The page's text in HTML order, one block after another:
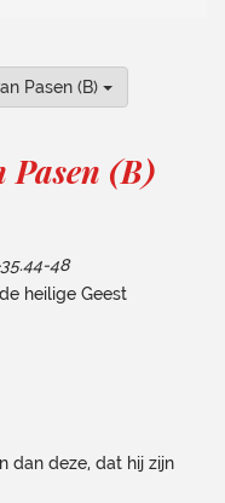
Pasen (B)
Pasen (B)
48
heilige Geest
dan deze, dat hij zijn